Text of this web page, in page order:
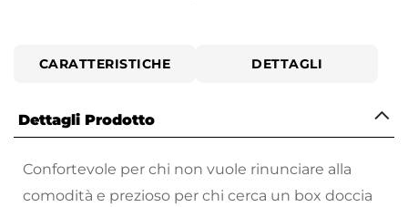
CARATTERISTICHE DETTAGLI
Dettagli Prodotto
Confortevole per chi non vuole rinunciare alla
comodità e prezioso per chi cerca un box doccia